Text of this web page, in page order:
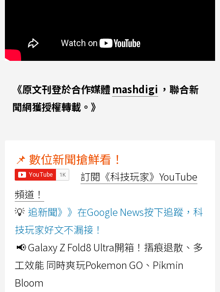
《原文刊登於合作媒體 mashdigi ，聯合新
聞網獲授權轉載。》
📌 數位新聞搶鮮看！
訂閱《科技玩家》YouTube
頻道！
💡 追新聞》》在Google News按下追蹤，科
技玩家好文不漏接！
📢 Galaxy Z Fold8 Ultra開箱！摺痕退散、多
工效能 同時爽玩Pokemon GO、Pikmin
Bloom